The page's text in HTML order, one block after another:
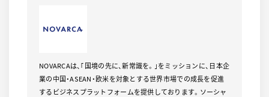
NOVARCAは、｢国境の先に、新常識を。｣をミッションに、日本企
業の中国・ASEAN・欧米を対象とする世界市場での成長を促進
するビジネスプラットフォームを提供しております。ソーシャ